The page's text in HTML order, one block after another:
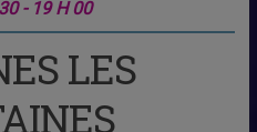
- 19 H 00
LES